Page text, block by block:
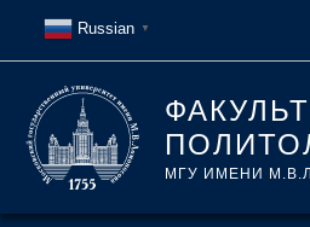
МГУ ИМЕНИ
Russian ▼